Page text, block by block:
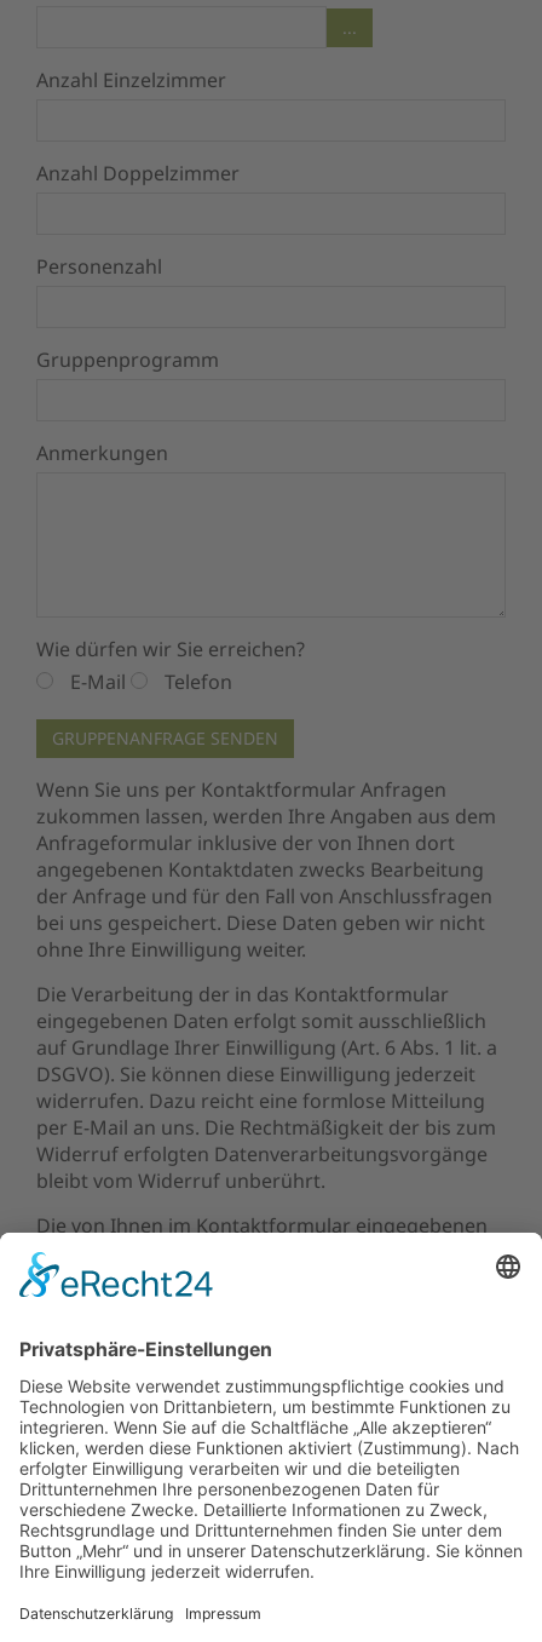
...
Anzahl Einzelzimmer
Anzahl Doppelzimmer
Personenzahl
Gruppenprogramm
Anmerkungen
Wie dürfen wir Sie erreichen?
E-Mail
Telefon
GRUPPENANFRAGE SENDEN
Wenn Sie uns per Kontaktformular Anfragen
zukommen lassen, werden Ihre Angaben aus dem
Anfrageformular inklusive der von Ihnen dort
angegebenen Kontaktdaten zwecks Bearbeitung
der Anfrage und für den Fall von Anschlussfragen
bei uns gespeichert. Diese Daten geben wir nicht
ohne Ihre Einwilligung weiter.
Die Verarbeitung der in das Kontaktformular
eingegebenen Daten erfolgt somit ausschließlich
auf Grundlage Ihrer Einwilligung (Art. 6 Abs. 1 lit. a
DSGVO). Sie können diese Einwilligung jederzeit
widerrufen. Dazu reicht eine formlose Mitteilung
per E-Mail an uns. Die Rechtmäßigkeit der bis zum
Widerruf erfolgten Datenverarbeitungsvorgänge
bleibt vom Widerruf unberührt.
Die von Ihnen im Kontaktformular eingegebenen
Daten verbleiben bei uns, bis Sie uns zur Löschung
auffordern, Ihre Einwilligung zur Speicherung
widerrufen oder der Zweck für die
abgeschlossener Bearbeitung Ihrer Anfrage).
Zwingende gesetzliche Bestimmungen –
insbesondere Aufbewahrungsfristen – bleiben
unberührt.
Weitere Informationen finden Sie in unserer
Datenschutzerklärung.